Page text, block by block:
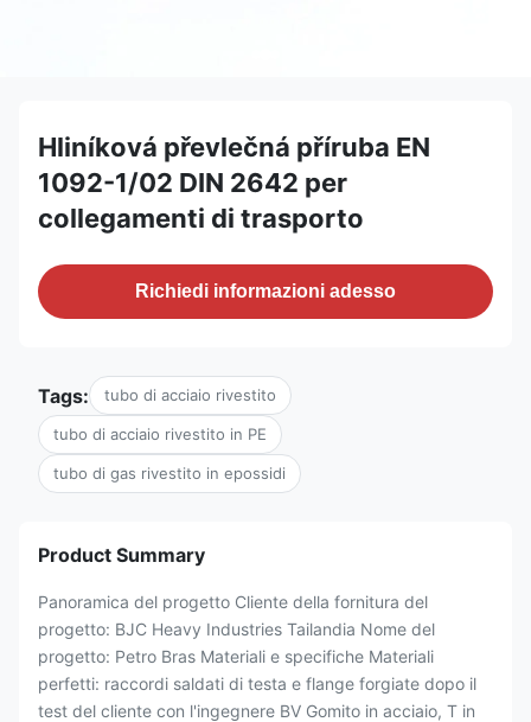
Hliníková převlečná příruba EN
1092-1/02 DIN 2642 per
collegamenti di trasporto
Richiedi informazioni adesso
Tags: tubo di acciaio rivestito
tubo di acciaio rivestito in PE
tubo di gas rivestito in epossidi
Product Summary
Panoramica del progetto Cliente della fornitura del
progetto: BJC Heavy Industries Tailandia Nome del
progetto: Petro Bras Materiali e specifiche Materiali
perfetti: raccordi saldati di testa e flange forgiate dopo il
test del cliente con l'ingegnere BV Gomito in acciaio, T in